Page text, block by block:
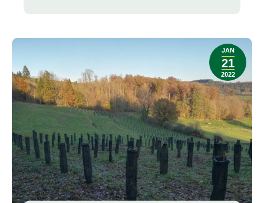
JAN
21
2022